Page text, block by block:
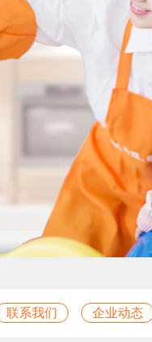
联系我们 企业动态